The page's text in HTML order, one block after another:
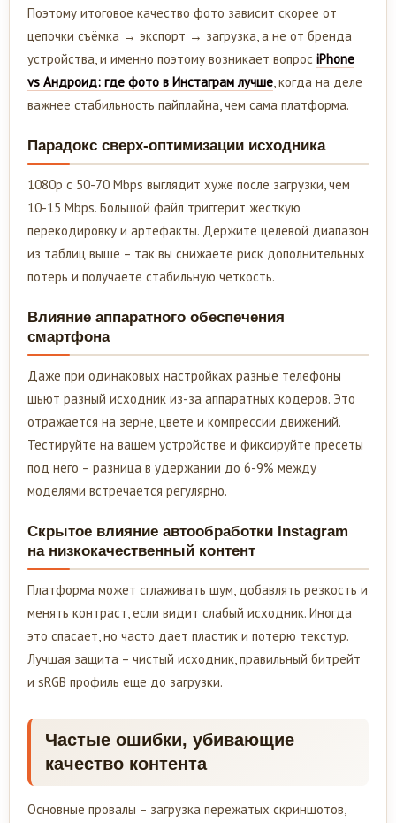
Поэтому итоговое качество фото зависит скорее от
цепочки съёмка → экспорт → загрузка, а не от бренда
устройства, и именно поэтому возникает вопрос iPhone
vs Андроид: где фото в Инстаграм лучше, когда на деле
важнее стабильность пайплайна, чем сама платформа.
Парадокс сверх-оптимизации исходника
1080p с 50-70 Mbps выглядит хуже после загрузки, чем
10-15 Mbps. Большой файл триггерит жесткую
перекодировку и артефакты. Держите целевой диапазон
из таблиц выше – так вы снижаете риск дополнительных
потерь и получаете стабильную четкость.
Влияние аппаратного обеспечения
смартфона
Даже при одинаковых настройках разные телефоны
шьют разный исходник из-за аппаратных кодеров. Это
отражается на зерне, цвете и компрессии движений.
Тестируйте на вашем устройстве и фиксируйте пресеты
под него – разница в удержании до 6-9% между
моделями встречается регулярно.
Скрытое влияние автообработки Instagram
на низкокачественный контент
Платформа может сглаживать шум, добавлять резкость и
менять контраст, если видит слабый исходник. Иногда
это спасает, но часто дает пластик и потерю текстур.
Лучшая защита – чистый исходник, правильный битрейт
и sRGB профиль еще до загрузки.
Частые ошибки, убивающие
качество контента
Основные провалы – загрузка пережатых скриншотов,